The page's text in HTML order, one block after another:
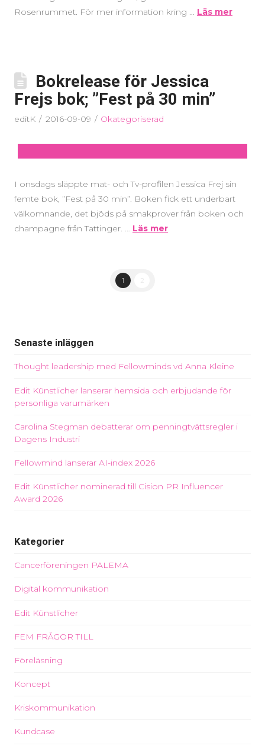
Rosenrummet. För mer information kring … Läs mer
Bokrelease för Jessica
Frejs bok; ”Fest på 30 min”
editK 2016-09-09 Okategoriserad
I onsdags släppte mat- och Tv-profilen Jessica Frej sin
femte bok, ”Fest på 30 min”. Boken fick ett underbart
välkomnande, det bjöds på smakprover från boken och
champagne från Tattinger. … Läs mer
1 2
Senaste inläggen
Thought leadership med Fellowminds vd Anna Kleine
Edit Künstlicher lanserar hemsida och erbjudande för
personliga varumärken
Carolina Stegman debatterar om penningtvättsregler i
Dagens Industri
Fellowmind lanserar AI-index 2026
Edit Künstlicher nominerad till Cision PR Influencer
Award 2026
Kategorier
Cancerföreningen PALEMA
Digital kommunikation
Edit Künstlicher
FEM FRÅGOR TILL
Föreläsning
Koncept
Kriskommunikation
Kundcase